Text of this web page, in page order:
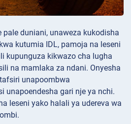
duniani, unaweza kukodisha
kutumia IDL, pamoja na leseni
kupunguza kikwazo cha lugha
na mamlaka za ndani. Onyesha
unapoombwa
unapoendesha gari nje ya nchi.
leseni yako halali ya udereva wa